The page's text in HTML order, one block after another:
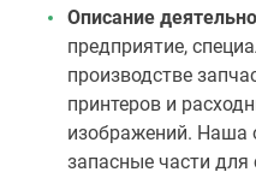
Описание
предприятие,
производстве
принтеров и
изображений. Наша
запасные части